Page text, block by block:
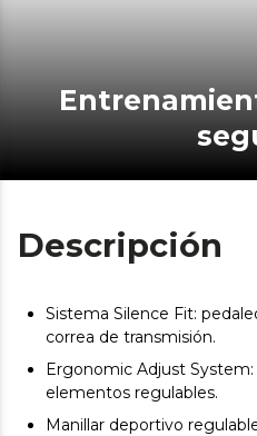
Entrenamiento cómodo y
Descripción
Sistema Silence Fit:
correa de transmisión.
Ergonomic Adjust System:
elementos regulables.
Manillar deportivo